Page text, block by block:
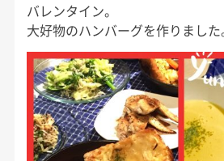
バレンタイン。
大好物のハンバーグを作りました